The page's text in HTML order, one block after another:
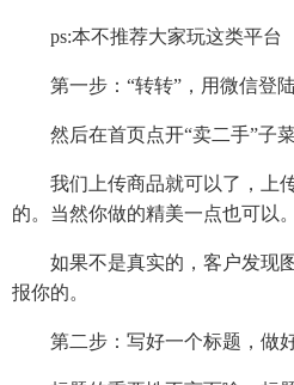
ps:本不推荐大家玩这类平台
第一步：“转转”，用微信登
然后在首页点开“卖二手”子菜
我们上传商品就可以了，上
的。当然你做的精美一点也可以。
如果不是真实的，客户发现
报你的。
第二步：写好一个标题，做